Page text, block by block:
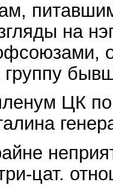
на
ЦК
цат.